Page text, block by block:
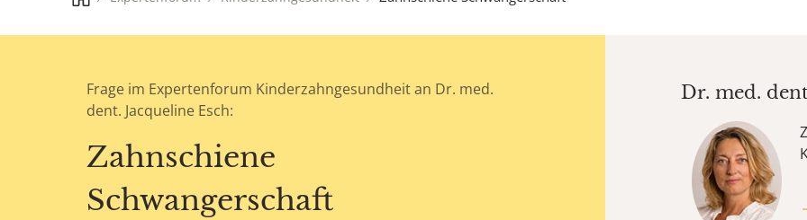
Frage im Expertenforum Kinderzahngesundheit an Dr. med.
dent. Jacqueline Esch:
Zahnschiene
Schwangerschaft
Dr. med.